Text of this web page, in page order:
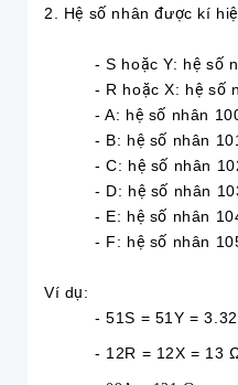
2. Hệ số nhân được kí
- S hoặc Y: hệ số
- R hoặc X: hệ số
- A: hệ số nhân
- B: hệ số nhân
- C: hệ số nhân
- D: hệ số nhân
- E: hệ số nhân
- F: hệ số nhân
Ví dụ:
- 51S = 51Y =
- 12R = 12X = 13